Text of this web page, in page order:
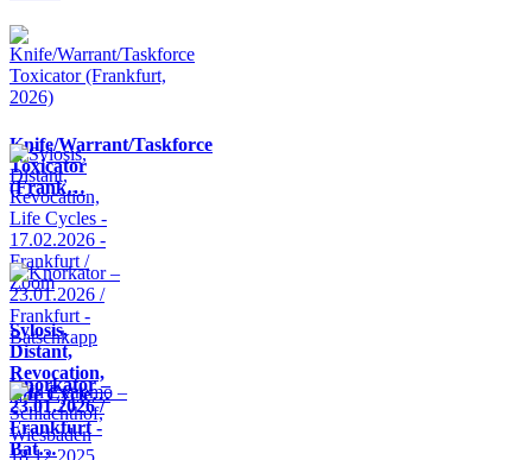
Knife/Warrant/Taskforce
Toxicator
(Frank…
Sylosis,
Distant,
Revocation,
Life Cycle…
Knorkator –
23.01.2026 /
Frankfurt -
Bat…